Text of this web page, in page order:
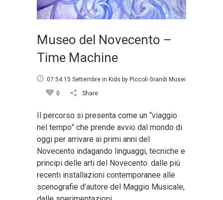
Museo del Novecento –
Time Machine
07:54 15 Settembre in Kids by Piccoli Grandi Musei
0
Share
Il percorso si presenta come un “viaggio
nel tempo” che prende avvio dal mondo di
oggi per arrivare ai primi anni del
Novecento indagando linguaggi, tecniche e
principi delle arti del Novecento: dalle più
recenti installazioni contemporanee alle
scenografie d’autore del Maggio Musicale,